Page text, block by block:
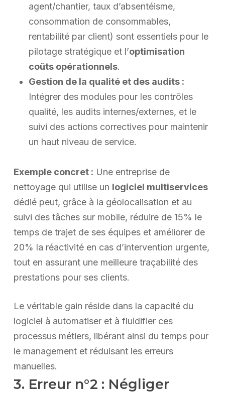
agent/chantier, taux d’absentéisme,
consommation de consommables,
rentabilité par client) sont essentiels pour le
pilotage stratégique et l’optimisation
coûts opérationnels.
Gestion de la qualité et des audits :
Intégrer des modules pour les contrôles
qualité, les audits internes/externes, et le
suivi des actions correctives pour maintenir
un haut niveau de service.
Exemple concret : Une entreprise de
nettoyage qui utilise un logiciel multiservices
dédié peut, grâce à la géolocalisation et au
suivi des tâches sur mobile, réduire de 15% le
temps de trajet de ses équipes et améliorer de
20% la réactivité en cas d’intervention urgente,
tout en assurant une meilleure traçabilité des
prestations pour ses clients.
Le véritable gain réside dans la capacité du
logiciel à automatiser et à fluidifier ces
processus métiers, libérant ainsi du temps pour
le management et réduisant les erreurs
manuelles.
3. Erreur n°2 : Négliger